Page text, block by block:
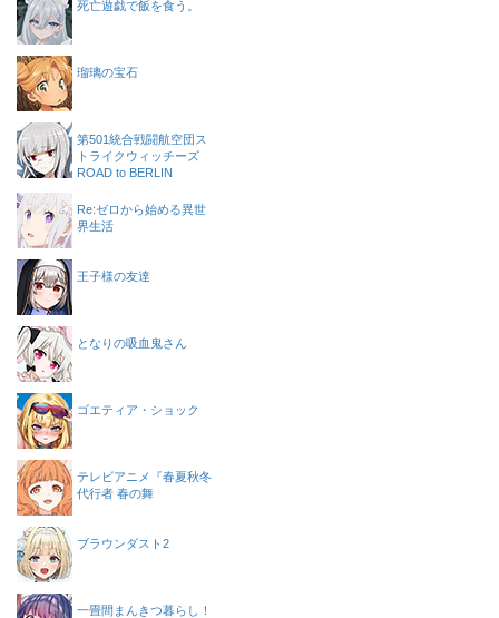
死亡遊戯で飯を食う。
瑠璃の宝石
第501統合戦闘航空団ス
トライクウィッチーズ
ROAD to BERLIN
Re:ゼロから始める異世
界生活
王子様の友達
となりの吸血鬼さん
ゴエティア・ショック
テレビアニメ『春夏秋冬
代行者 春の舞
ブラウンダスト2
一畳間まんきつ暮らし！